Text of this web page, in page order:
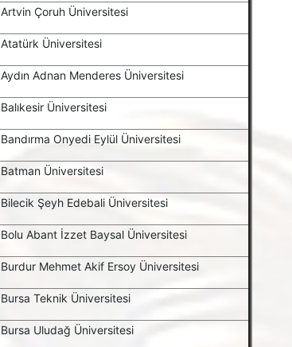
Artvin Çoruh Üniversitesi
Atatürk Üniversitesi
Aydın Adnan Menderes Üniversitesi
Balıkesir Üniversitesi
Bandırma Onyedi Eylül Üniversitesi
Batman Üniversitesi
Bilecik Şeyh Edebali Üniversitesi
Bolu Abant İzzet Baysal Üniversitesi
Burdur Mehmet Akif Ersoy Üniversitesi
Bursa Teknik Üniversitesi
Bursa Uludağ Üniversitesi